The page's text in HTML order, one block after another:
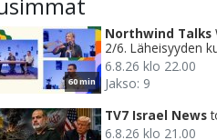
60 min
Northwind Talks
2/6. Läheisyyden
6.8.26 klo 22.00
Jakso: 9
TV7 Israel News
6.8.26 klo 21.00